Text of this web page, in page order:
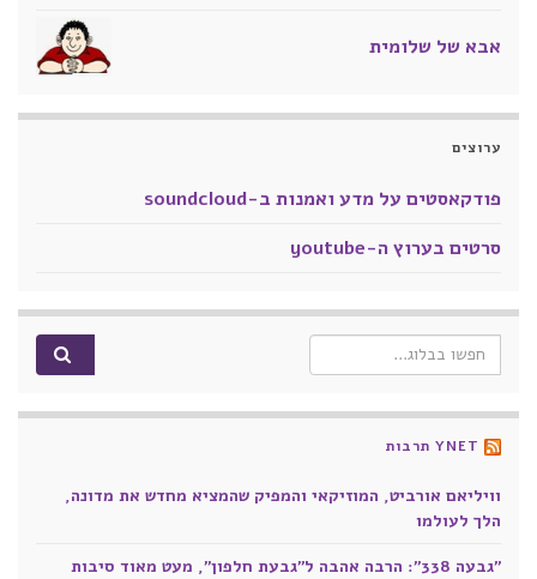
אבא של שלומית
ערוצים
פודקאסטים על מדע ואמנות ב-soundcloud
סרטים בערוץ ה-youtube
Search for:
YNET תרבות
וויליאם אורביט, המוזיקאי והמפיק שהמציא מחדש את מדונה,
הלך לעולמו
"גבעה 338": הרבה אהבה ל"גבעת חלפון", מעט מאוד סיבות